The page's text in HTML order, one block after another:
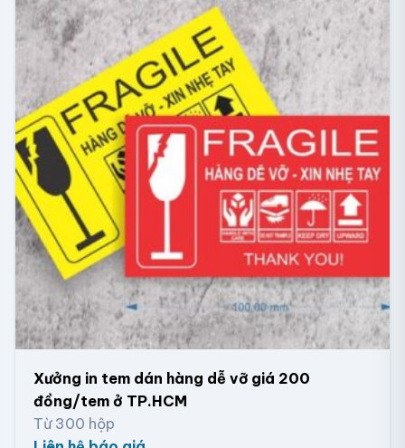
sáng mặt trời. Khi sử dụng để dán hộp đèn, decal màu
trong suốt sẽ tối ưu hóa hiệu quả của nó. Ngoài ra, khi
dùng để trang trí kính mà không cần che ánh sáng,
decal xuyên đèn này cũng rất thích hợp với sự kết hợp
giữa màu sắc và ánh sáng.
Decal 7 màu
Xưởng in tem dán hàng dễ vỡ giá 200
đồng/tem ở TP.HCM
Từ 300 hộp